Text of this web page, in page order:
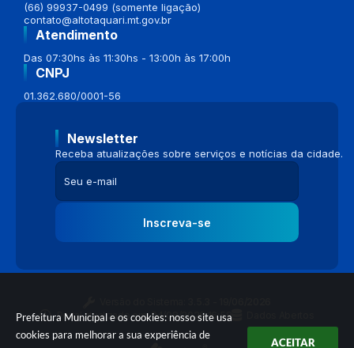
Prefeitura Municipal e os cookies: nosso site usa
cookies para melhorar a sua experiência de
ACEITAR
(66) 99937-0499 (somente ligação)
contato@altotaquari.mt.gov.br
Atendimento
Das 07:30hs às 11:30hs - 13:00h às 17:00h
CNPJ
01.362.680/0001-56
Newsletter
Receba atualizações sobre serviços e notícias da cidade.
Inscreva-se
Portal atualizado em:04/08/2026 16:58